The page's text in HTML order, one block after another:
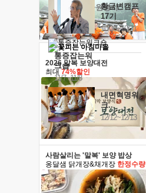
황금변캠프
17기
10/30~10/31
통증잡는워
크숍
11/7~11/8
내면혁명워
크..
12/12~12/13
· 음식연구 자원봉사
2026 말복 보양대전
최대 74%할인
사람살리는 '말복' 보양 밥상
옹달샘 닭개장&채개장 한정수량